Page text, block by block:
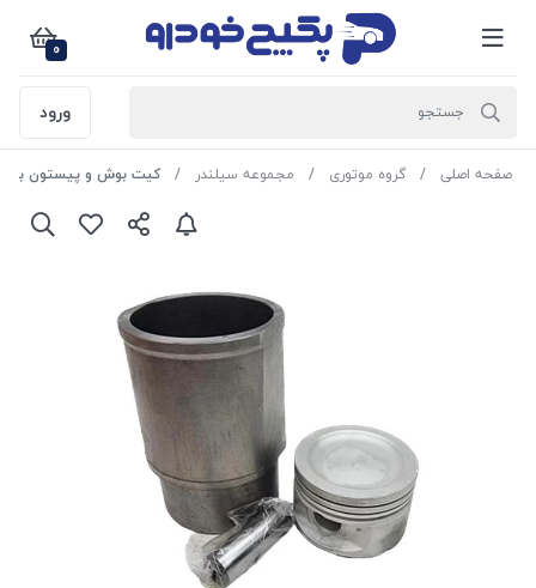
0
ورود
صفحه اصلی گروه موتوری مجموعه سیلندر کیت بوش و پیستون با گژن پین ( دست کامل